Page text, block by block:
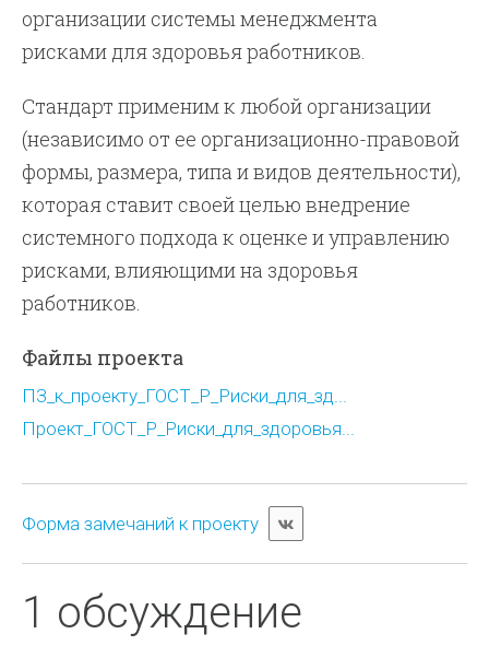
организации системы менеджмента
рисками для здоровья работников.
Стандарт применим к любой организации
(независимо от ее организационно-правовой
формы, размера, типа и видов деятельности),
которая ставит своей целью внедрение
системного подхода к оценке и управлению
рисками, влияющими на здоровья
работников.
Файлы проекта
ПЗ_к_проекту_ГОСТ_Р_Риски_для_зд...
Проект_ГОСТ_Р_Риски_для_здоровья...
Форма замечаний к проекту
1 обсуждение